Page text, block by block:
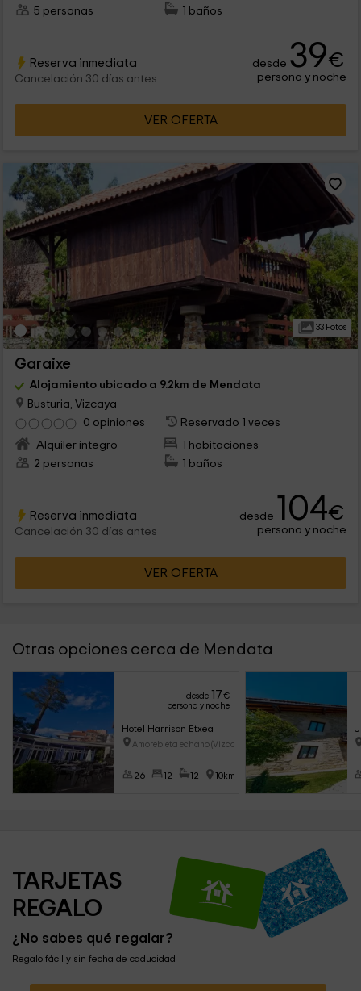
5 personas
1 baños
Reserva inmediata
Cancelación 30 días antes
desde 39€
persona y noche
VER OFERTA
33 Fotos
Garaixe
Alojamiento ubicado a 9.2km de Mendata
Busturia, Vizcaya
0 opiniones
Reservado 1 veces
Alquiler íntegro
1 habitaciones
2 personas
1 baños
Reserva inmediata
Cancelación 30 días antes
desde 104€
persona y noche
VER OFERTA
Otras opciones cerca de Mendata
desde 17€
persona y noche
Hotel Harrison Etxea
Amorebieta echano (Vizcaya)
26 12 12 10km
TARJETAS
REGALO
¿No sabes qué regalar?
Regalo fácil y sin fecha de caducidad